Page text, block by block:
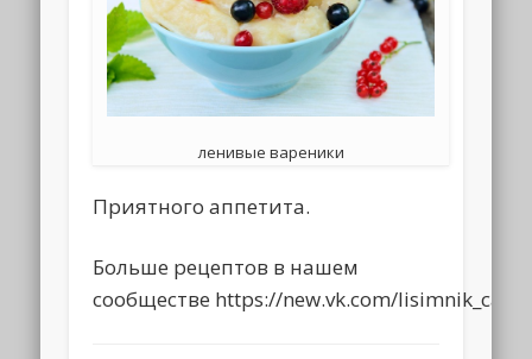
ленивые вареники
Приятного аппетита.
Больше рецептов в нашем
сообществе https://new.vk.com/lisimnik_cake